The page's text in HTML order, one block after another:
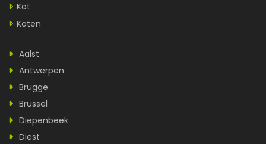
Kot
Koten
Aalst
Antwerpen
Brugge
Brussel
Diepenbeek
Diest